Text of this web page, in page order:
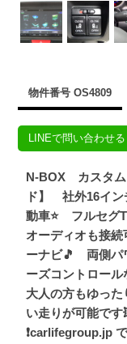
物件番号 OS4809
LINEで問い合わせる
N-BOX カスタ
ド】 社外16イン
動車⭐ フルセグ
オーディオも接
ーナビ🎵 両側パ
ーズコントロー
大人の方もゆっ
い走りが可能で
❗carlifegroup.jp